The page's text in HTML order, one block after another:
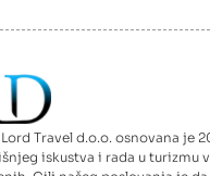
Travel d.o.o. osnovana je
iskustva i rada u turizmu